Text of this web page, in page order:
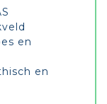
en
en